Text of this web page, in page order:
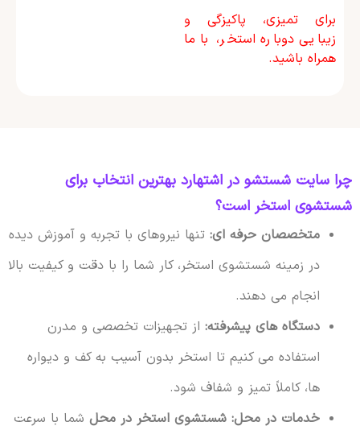
برای تمیزی، پاکیزگی و
زیبایی دوباره استخر، با ما
همراه باشید.
چرا سایت شستشو در اشتهارد بهترین انتخاب برای
شستشوی استخر است؟
متخصصان حرفه ای:تنها نیروهای با تجربه و آموزش دیده
در زمینه شستشوی استخر، کار شما را با دقت و کیفیت بالا
انجام می دهند.
دستگاه های پیشرفته:از تجهیزات تخصصی و مدرن
استفاده می کنیم تا استخر بدون آسیب به کف و دیواره
ها، کاملاً تمیز و شفاف شود.
خدمات در محل: شستشوی استخر در محلشما با سرعت